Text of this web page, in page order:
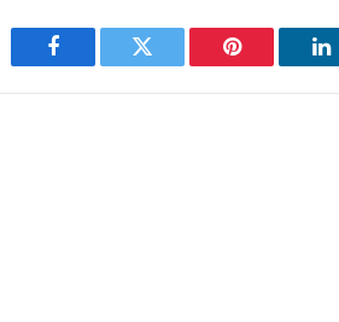
Facebook Twitter Pinterest